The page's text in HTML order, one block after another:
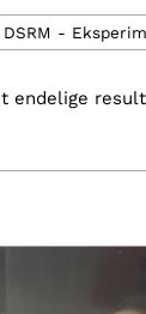
DSRM -
endelige